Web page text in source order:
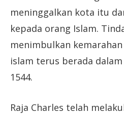
meninggalkan kota itu
kepada orang Islam.
menimbulkan
islam terus berada
1544.
Raja Charles telah